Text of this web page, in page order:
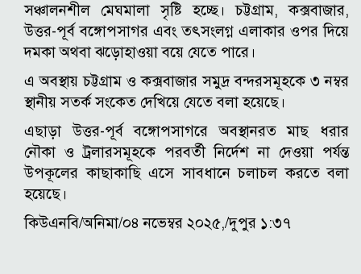
সঞ্চালনশীল মেঘমালা সৃষ্টি হচ্ছে। চট্টগ্রাম, কক্সবাজার,
উত্তর-পূর্ব বঙ্গোপসাগর এবং তৎসংলগ্ন এলাকার ওপর দিয়ে
দমকা অথবা ঝড়োহাওয়া বয়ে যেতে পারে।
এ অবস্থায় চট্টগ্রাম ও কক্সবাজার সমুদ্র বন্দরসমূহকে ৩ নম্বর
স্থানীয় সতর্ক সংকেত দেখিয়ে যেতে বলা হয়েছে।
এছাড়া উত্তর-পূর্ব বঙ্গোপসাগরে অবস্থানরত মাছ ধরার
নৌকা ও ট্রলারসমূহকে পরবর্তী নির্দেশ না দেওয়া পর্যন্ত
উপকূলের কাছাকাছি এসে সাবধানে চলাচল করতে বলা
হয়েছে।
কিউএনবি/অনিমা/০৪ নভেম্বর ২০২৫,/দুপুর ১:৩৭